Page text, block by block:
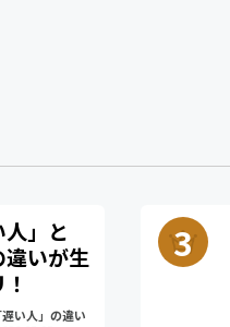
」と
違いが生
い人」の違い